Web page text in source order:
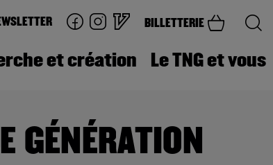
BILLETTERIE
et création Le TNG et vous
GÉNÉRATION